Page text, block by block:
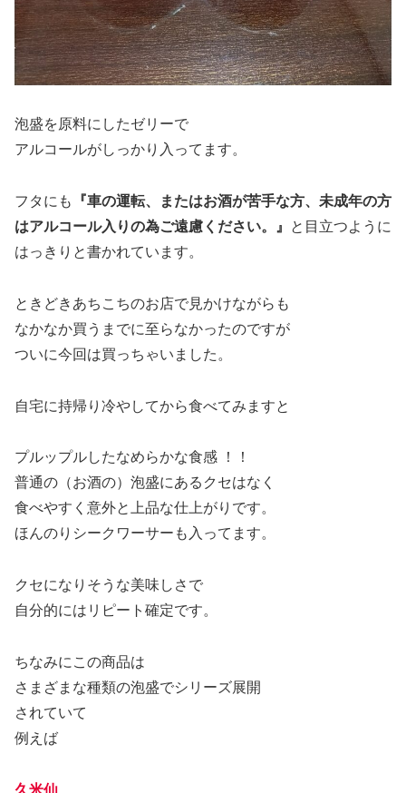
泡盛を原料にしたゼリーで
アルコールがしっかり入ってます。
フタにも
『車の運転、またはお酒が苦手な方、未成年の方
はアルコール入りの為ご遠慮ください。』
と目立つように
はっきりと書かれています。
ときどきあちこちのお店で見かけながらも
なかなか買うまでに至らなかったのですが
ついに今回は買っちゃいました。
自宅に持帰り冷やしてから食べてみますと
プルップルしたなめらかな食感 ！！
普通の（お酒の）泡盛にあるクセはなく
食べやすく意外と上品な仕上がりです。
ほんのりシークワーサーも入ってます。
クセになりそうな美味しさで
自分的にはリピート確定です。
ちなみにこの商品は
さまざまな種類の泡盛でシリーズ展開
されていて
例えば
久米仙